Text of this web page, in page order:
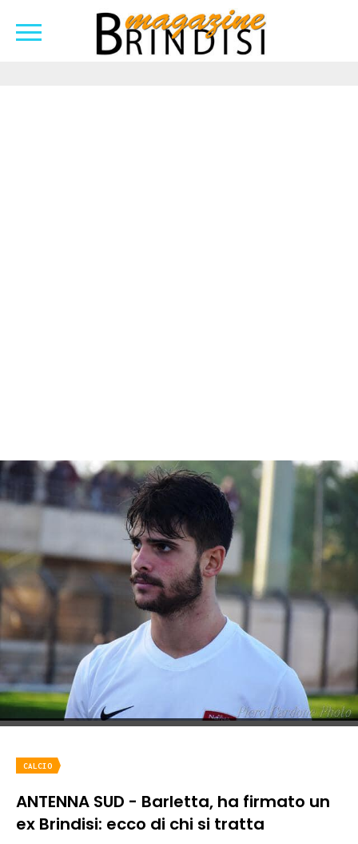
CALCIO
ANTENNA SUD - Barletta, ha firmato un
ex Brindisi: ecco di chi si tratta